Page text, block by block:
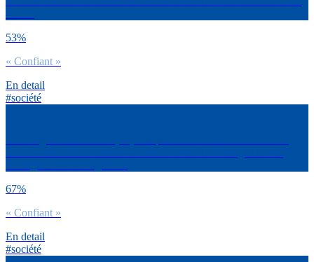
53%
« Confiant »
En detail
#société
67%
« Confiant »
En detail
#société